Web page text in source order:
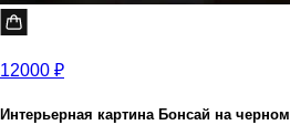
12000 ₽
Интерьерная картина Бонсай на черном